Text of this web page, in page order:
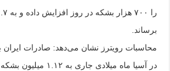
برساند.
محاسبات رویترز نشان می‌دهد: صادرات ایران
در آسیا ماه میلادی